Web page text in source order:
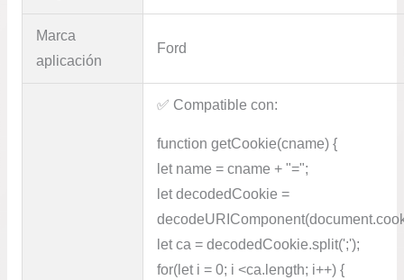
Marca
aplicación
Ford
✅​ Compatible con:
function getCookie(cname) {
let name = cname + "=";
let decodedCookie =
let ca = decodedCookie.split(';');
for(let i = 0; i <ca.length; i++) {